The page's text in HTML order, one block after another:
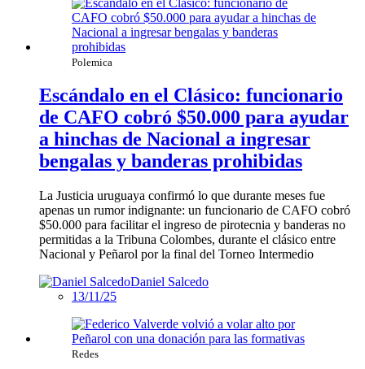
Polemica
Escándalo en el Clásico: funcionario
de CAFO cobró $50.000 para ayudar
a hinchas de Nacional a ingresar
bengalas y banderas prohibidas
La Justicia uruguaya confirmó lo que durante meses fue
apenas un rumor indignante: un funcionario de CAFO cobró
$50.000 para facilitar el ingreso de pirotecnia y banderas no
permitidas a la Tribuna Colombes, durante el clásico entre
Nacional y Peñarol por la final del Torneo Intermedio
Daniel Salcedo
13/11/25
Redes